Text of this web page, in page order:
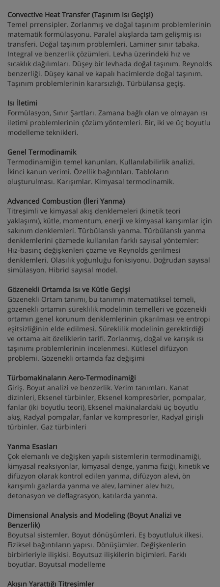
Convective Heat Transfer (Taşınım Isı Geçişi)
Temel prrensipler. Zorlanmış ve doğal taşınım problemlerinin
matematik formülasyonu. Paralel akışlarda tam gelişmiş ısı
transferi. Doğal taşınım problemleri. Laminer sınır tabaka.
Integral ve benzerlik çözümleri. Levha üzerindeki hız ve
sıcaklık dağılımları. Düşey bir levhada doğal taşınım. Reynolds
benzerliği. Düşey kanal ve kapalı hacimlerde doğal taşınım.
Taşınım problemlerinin kararsızlığı. Türbülansa geçiş.
Isı İletimi
Formülasyon, Sınır Şartları. Zamana bağlı olan ve olmayan ısı
iletimi problemlerinin çözüm yöntemleri. Bir, iki ve üç boyutlu
modelleme teknikleri.
Genel Termodinamik
Termodinamiğin temel kanunları. Kullanılabilirlik analizi.
İkinci kanun verimi. Özellik bağıntıları. Tabloların
oluşturulması. Karışımlar. Kimyasal termodinamik.
Advanced Combustion (İleri Yanma)
Titreşimli ve kimyasal akış denklemeleri (kinetik teori
yaklaşımı), kütle, momentum, enerji ve kimyasal karışımlar için
sakınım denklemleri. Türbülanslı yanma. Türbülanslı yanma
denklemlerini çözmede kullanılan farklı sayısal yöntemler:
Hız-basınç değişkenleri çözme ve Reynolds gerilmesi
denklemleri. Olasılık yoğunluğu fonksiyonu. Doğrudan sayısal
simülasyon. Hibrid sayısal model.
Gözenekli Ortamda Isı ve Kütle Geçişi
Gözenekli Ortam tanımı, bu tanımın matematiksel temeli,
gözenekli ortamın süreklilik modelinin temelleri ve gözenekli
ortamın genel korunum denklemlerinin çıkarılması ve entropi
eşitsizliğinin elde edilmesi. Süreklilik modelinin gerektirdiği
ve ortama ait özeliklerin tarifi. Zorlanmış, doğal ve karışık ısı
taşınımı problemlerinin incelenmesi. Kütlesel difüzyon
problemi. Gözenekli ortamda faz değişimi
Türbomakinaların Aero-Termodinamiği
Giriş. Boyut analizi ve benzerlik. Verim tanımları. Kanat
dizinleri, Eksenel türbinler, Eksenel kompresörler, pompalar,
fanlar (iki boyutlu teori), Eksenel makinalardaki üç boyutlu
akış, Radyal pompalar, fanlar ve kompresörler, Radyal girişli
türbinler. Gaz türbinleri
Yanma Esasları
Çok elemanlı ve değişken yapılı sistemlerin termodinamiği,
kimyasal reaksiyonlar, kimyasal denge, yanma fiziği, kinetik ve
difüzyon olarak kontrol edilen yanma, difüzyon alevi, ön
karışımlı gazlarda yanma ve alev, laminer alev hızı,
detonasyon ve deflagrasyon, katılarda yanma.
Dimensional Analysis and Modeling (Boyut Analizi ve
Benzerlik)
Boyutsal sistemler. Boyut dönüşümleri. Eş boyutluluk ilkesi.
Fiziksel bağıntıların yapısı. Dönüşümler. Değişkenlerin
birbirleriyle ilişkisi. Boyutsuz ilişkilerin biçimleri. Farklı
boyutlar. Boyutsal modelleme
Akışın Yarattığı Titreşimler